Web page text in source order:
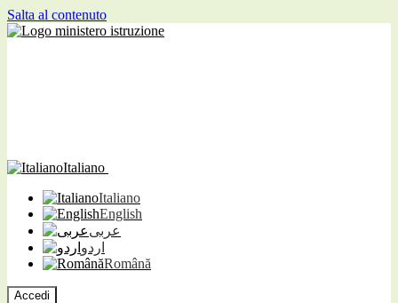
Salta al contenuto
Italiano
Italiano
English
عربى
اردو
Română
Accedi